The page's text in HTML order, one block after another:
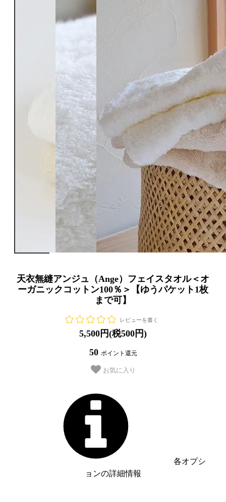
天衣無縫アンジュ（Ange）フェイスタオル＜オ
ーガニックコットン100％＞【ゆうパケット1枚
まで可】
レビューを書く
5,500円(税500円)
50 ポイント還元
お気に入り
各オプシ
ョンの詳細情報